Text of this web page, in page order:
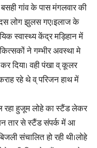
गांव के पास मंगलवार की
लोग झुलस गए।इलाज के
स्वास्थ्य केंद्र मड़िहान में
ने गम्भीर अवस्था मे
दिया। वही पंखा व् कूलर
रहे थे व् परिजन हाथ में
रहा हुजूम लोहे का स्टैंड लेकर
तार से स्टैंड संपर्क में आ
संचालित हो रही थी।लोहे